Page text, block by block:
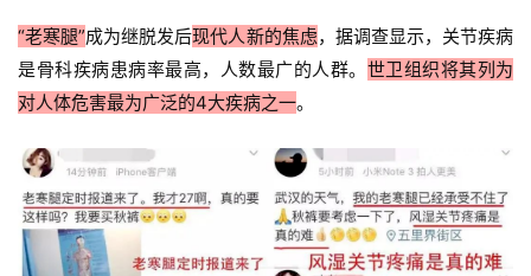
“老寒腿”成为继脱发后现代人新的焦虑，据调查显示，关节疾病
是骨科疾病患病率最高，人数最广的人群。 世卫组织将其列为
对人体危害最为广泛的4大疾病之一。